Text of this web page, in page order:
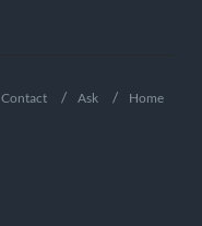
Home
Ask
Contact